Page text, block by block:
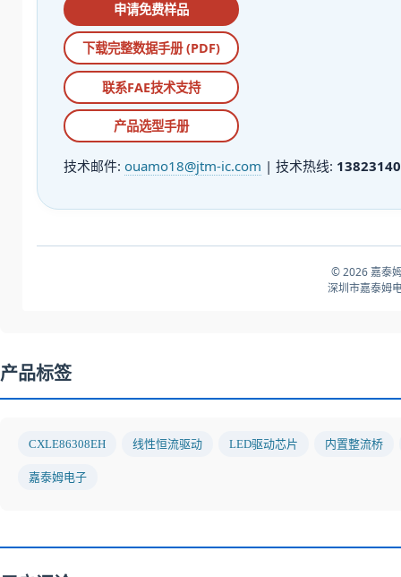
申请免费样品
下载完整数据手册 (PDF)
联系FAE技术支持
产品选型手册
技术邮件: ouamo18@jtm-ic.com | 技术热线:
© 2026 嘉泰
深圳市嘉泰姆
产品标签
CXLE86308EH 线性恒流驱动 LED驱动芯片 内置整流桥
嘉泰姆电子